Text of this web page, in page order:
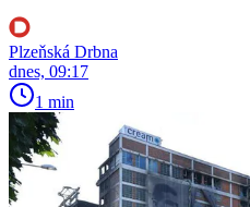
Plzeňská Drbna
dnes, 09:17
1 min